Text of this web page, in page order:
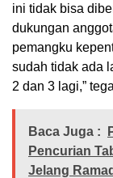
ini tidak bisa
dukungan
pemangku
sudah tidak ada
2 dan 3 lagi,”
Baca Juga :
Pencurian
Jelang